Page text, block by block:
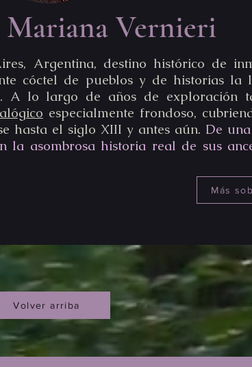
Mariana Vernieri
Argentina, destino histórico de
cóctel de pueblos y de historias
A lo largo de años de exploración
especialmente frondoso,
hasta el siglo XIII y antes aún. De
la asombrosa historia real de sus
Más
Volver arriba